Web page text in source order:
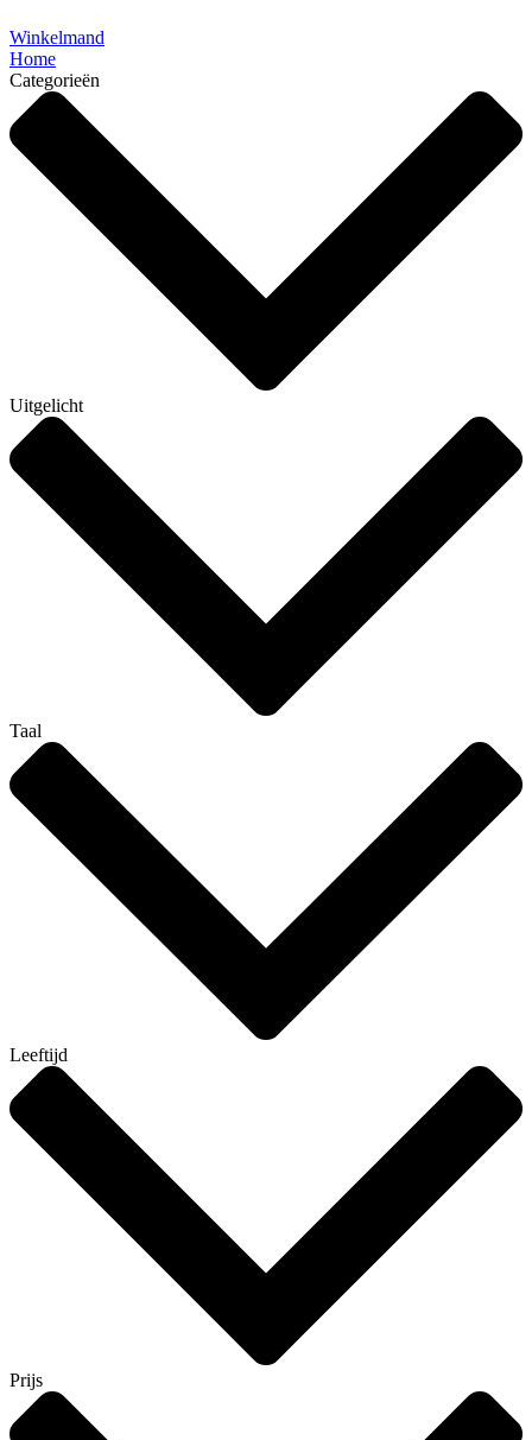
Winkelmand
Home
Categorieën
Uitgelicht
Taal
Leeftijd
Prijs